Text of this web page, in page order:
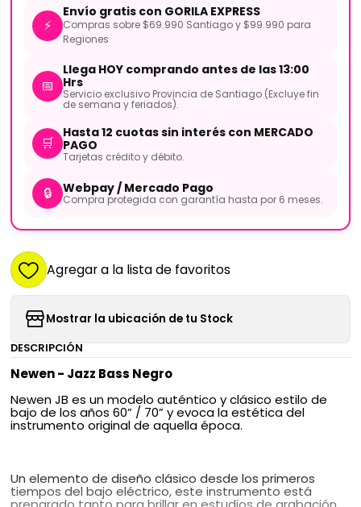
⚡
Envío gratis con GORILA EXPRESS
Compras sobre $69.990 Santiago y $99.990 para
Regiones
📅
Llega HOY comprando antes de las 13:00
Hrs
Servicio exclusivo Provincia de Santiago (Excluye fin
de semana y feriados).
🛒
Hasta 12 cuotas sin interés con MERCADO
PAGO
Tarjetas crédito y débito.
🔒 Webpay / Mercado Pago
Compra protegida con garantía hasta por 6 meses.
Agregar a la lista de favoritos
Mostrar la ubicación de tu Stock
DESCRIPCIÓN
Newen - Jazz Bass Negro
Newen JB es un modelo auténtico y clásico estilo de
bajo de los años 60” / 70” y evoca la estética del
instrumento original de aquella época.
Un elemento de diseño clásico desde los primeros
tiempos del bajo eléctrico, este instrumento está